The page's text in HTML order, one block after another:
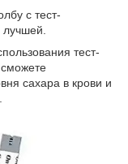
с тест-
тест-
сахара в крови и